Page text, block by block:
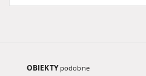
OBIEKTY podobne